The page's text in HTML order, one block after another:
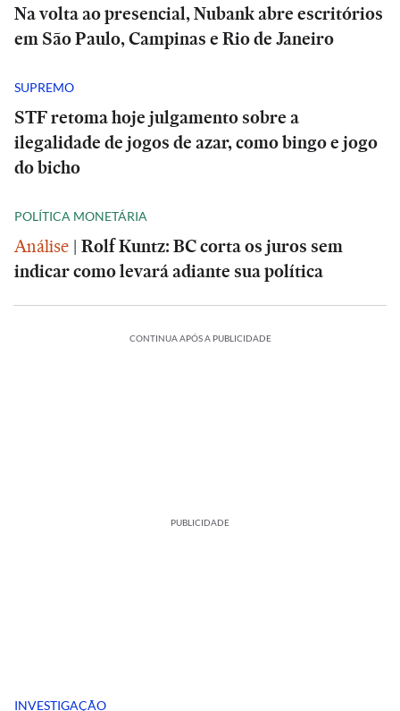
Na volta ao presencial, Nubank abre escritórios
em São Paulo, Campinas e Rio de Janeiro
SUPREMO
STF retoma hoje julgamento sobre a
ilegalidade de jogos de azar, como bingo e jogo
do bicho
POLÍTICA MONETÁRIA
Análise | Rolf Kuntz: BC corta os juros sem
indicar como levará adiante sua política
CONTINUA APÓS A PUBLICIDADE
PUBLICIDADE
INVESTIGAÇÃO